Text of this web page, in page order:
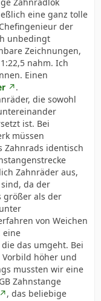
eine ganz tolle
der
unbedingt
Zeichnungen,
nahm. Ich
Einen
.
die sowohl
ist. Bei
müssen
Zahnrads identisch
Zahnräder aus,
da der
größer als der
von Weichen
eine
das umgeht. Bei
Vorbild höher und
mussten wir eine
Zahnstange
, das beliebige